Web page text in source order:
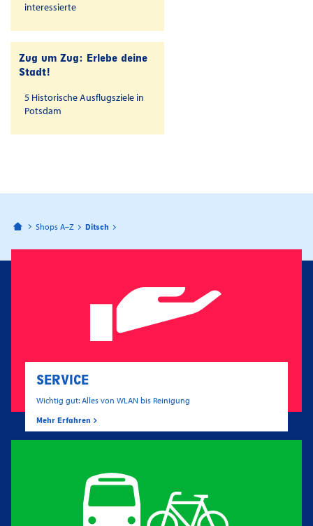
interessierte
Zug um Zug: Erlebe deine
Stadt!
5 Historische Ausflugsziele in
Potsdam
Bahnhofspassagen Potsdam
Shops A–Z Ditsch
SERVICE
Wichtig gut: Alles von WLAN bis Reinigung
Mehr Erfahren